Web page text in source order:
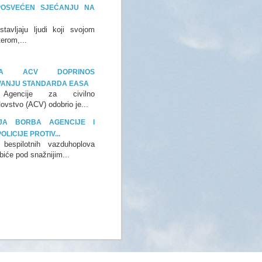
SJEĆANJU NA
ljudi koji svojom
ACV DOPRINOS
STANDARDA EASA
za civilno
(ACV) odobrio je...
BORBA AGENCIJE I
PROTIV...
bespilotnih vazduhoplova
pod snažnijim...